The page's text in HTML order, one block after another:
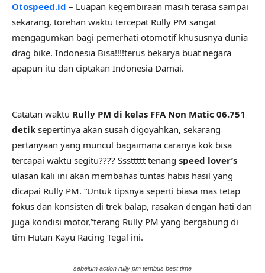
Otospeed.id – Luapan kegembiraan masih terasa sampai
sekarang, torehan waktu tercepat Rully PM sangat
mengagumkan bagi pemerhati otomotif khususnya dunia
drag bike. Indonesia Bisa!!!!terus bekarya buat negara
apapun itu dan ciptakan Indonesia Damai.
Catatan waktu Rully PM di kelas FFA Non Matic 06.751
detik sepertinya akan susah digoyahkan, sekarang
pertanyaan yang muncul bagaimana caranya kok bisa
tercapai waktu segitu???? Sssttttt tenang speed lover’s
ulasan kali ini akan membahas tuntas habis hasil yang
dicapai Rully PM. “Untuk tipsnya seperti biasa mas tetap
fokus dan konsisten di trek balap, rasakan dengan hati dan
juga kondisi motor,”terang Rully PM yang bergabung di
tim Hutan Kayu Racing Tegal ini.
sebelum action rully pm tembus best time